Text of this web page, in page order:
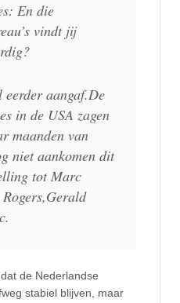
En die
vindt jij
aangaf.De
in de USA zagen
maanden van
niet aankomen dit
tot Marc
de Nederlandse
stabiel blijven, maar